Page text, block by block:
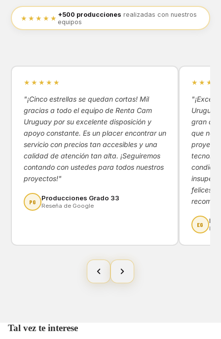
★★★★★ +500 producciones realizadas con nuestros
equipos
★★★★★
"¡Cinco estrellas se quedan cortas! Mil
gracias a todo el equipo de Renta Cam
Uruguay por su excelente disposición y
apoyo constante. Es un placer encontrar un
servicio con precios tan accesibles y una
calidad de atención tan alta. ¡Seguiremos
contando con ustedes para todos nuestros
proyectos!"
PG Producciones Grado 33
Reseña de Google
gran
que nos
felices
EG
Tal vez te interese